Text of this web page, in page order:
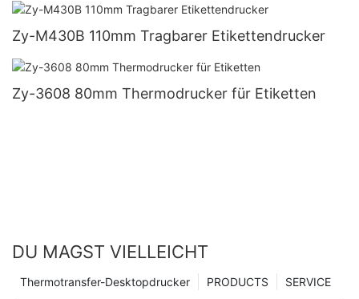
Zy-M430B 110mm Tragbarer Etikettendrucker
Zy-3608 80mm Thermodrucker für Etiketten
DU MAGST VIELLEICHT
SERVICE
PRODUCTS
Thermotransfer-Desktopdrucker